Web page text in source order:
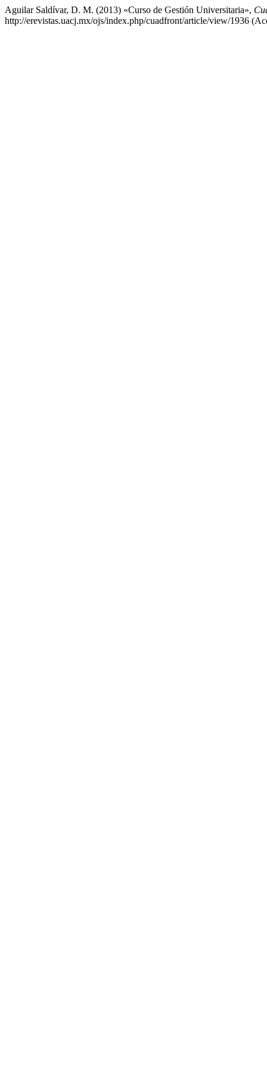
Aguilar Saldívar, D. M. (2013) «Curso de Gestión Universitaria»,
http://erevistas.uacj.mx/ojs/index.php/cuadfront/article/view/1936